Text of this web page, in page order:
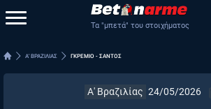
Τα "μπετά" του στοιχήματος
Α' ΒΡΑΖΙΛΙΑΣ ΓΚΡΕΜΙΟ - ΣΑΝΤΟΣ
Α' Βραζιλίας 24/05/2026